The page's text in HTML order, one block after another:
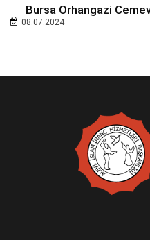
Bursa Orhangazi
08.07.2024